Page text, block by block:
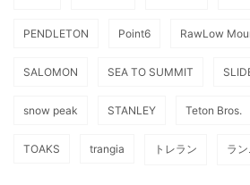
PENDLETON Point6 RawLow
SALOMON SEA TO SUMMIT
snow peak STANLEY Teton Bros.
TOAKS trangia トレラン ラ